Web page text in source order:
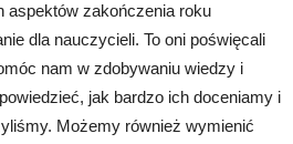
aspektów zakończenia roku
dla nauczycieli. To oni poświęcali
nam w zdobywaniu wiedzy i
jak bardzo ich doceniamy i
Możemy również wymienić